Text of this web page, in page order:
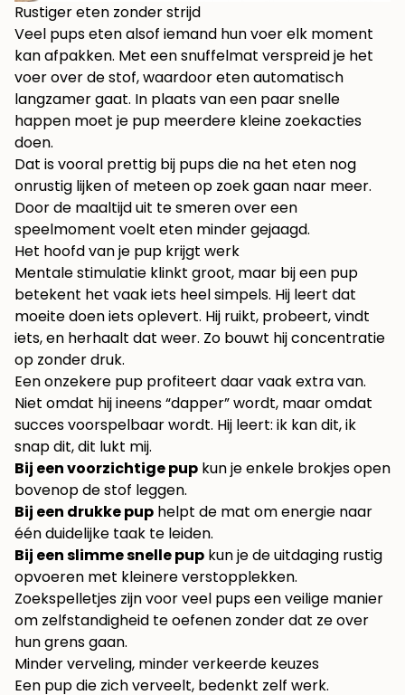
Rustiger eten zonder strijd
Veel pups eten alsof iemand hun voer elk moment
kan afpakken. Met een snuffelmat verspreid je het
voer over de stof, waardoor eten automatisch
langzamer gaat. In plaats van een paar snelle
happen moet je pup meerdere kleine zoekacties
doen.
Dat is vooral prettig bij pups die na het eten nog
onrustig lijken of meteen op zoek gaan naar meer.
Door de maaltijd uit te smeren over een
speelmoment voelt eten minder gejaagd.
Het hoofd van je pup krijgt werk
Mentale stimulatie klinkt groot, maar bij een pup
betekent het vaak iets heel simpels. Hij leert dat
moeite doen iets oplevert. Hij ruikt, probeert, vindt
iets, en herhaalt dat weer. Zo bouwt hij concentratie
op zonder druk.
Een onzekere pup profiteert daar vaak extra van.
Niet omdat hij ineens “dapper” wordt, maar omdat
succes voorspelbaar wordt. Hij leert: ik kan dit, ik
snap dit, dit lukt mij.
Bij een voorzichtige pup kun je enkele brokjes open
bovenop de stof leggen.
Bij een drukke pup helpt de mat om energie naar
één duidelijke taak te leiden.
Bij een slimme snelle pup kun je de uitdaging rustig
opvoeren met kleinere verstopplekken.
Zoekspelletjes zijn voor veel pups een veilige manier
om zelfstandigheid te oefenen zonder dat ze over
hun grens gaan.
Minder verveling, minder verkeerde keuzes
Een pup die zich verveelt, bedenkt zelf werk.